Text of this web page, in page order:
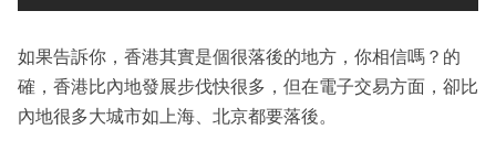
如果告訴你，香港其實是個很落後的地方，你相信嗎？的
確，香港比內地發展步伐快很多，但在電子交易方面，卻比
內地很多大城市如上海、北京都要落後。